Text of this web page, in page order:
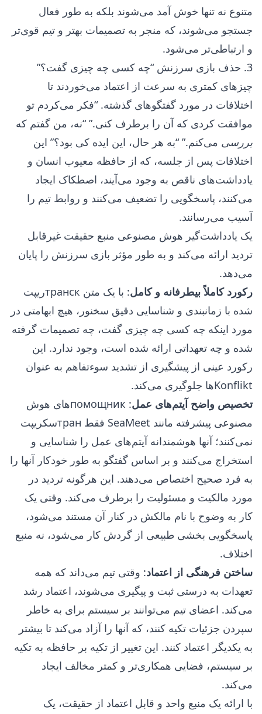
متنوع نه تنها خوش آمد می‌شوند بلکه به طور فعال
جستجو می‌شوند، که منجر به تصمیمات بهتر و تیم قوی‌تر
و ارتباطی‌تر می‌شود.
3. حذف بازی سرزنش “چه کسی چه چیزی گفت؟”
چیزهای کمتری به سرعت از اعتماد می‌خوردند تا
اختلافات در مورد گفتگوهای گذشته. “فکر می‌کردم تو
موافقت کردی که آن را برطرف کنی.” “نه، من گفتم که
بررسی می‌کنم.” “به هر حال، این ایده کی بود؟” این
اختلافات پس از جلسه، که از حافظه معیوب انسان و
یادداشت‌های ناقص به وجود می‌آیند، اصطکاک ایجاد
می‌کنند، پاسخگویی را تضعیف می‌کنند و روابط تیم را
آسیب می‌رسانند.
یک یادداشت‌گیر هوش مصنوعی منبع حقیقت غیرقابل
تردید ارائه می‌کند و به طور مؤثر بازی سرزنش را پایان
می‌دهد.
رکورد کاملاً بیطرفانه و کامل
: با یک متن транскریپت
شده با زمانبندی و شناسایی دقیق سخنور، هیچ ابهامتی در
مورد اینکه چه کسی چه چیزی گفت، چه تصمیمات گرفته
شده و چه تعهداتی ارائه شده است، وجود ندارد. این
رکورد عینی از پیشگیری از تشدید سوءتفاهم به عنوان
Konflikt‌ها جلوگیری می‌کند.
تخصیص واضح آیتم‌های عمل
: помощник‌های هوش
مصنوعی پیشرفته مانند SeaMeet فقط транسکریپت
نمی‌کنند؛ آنها هوشمندانه آیتم‌های عمل را شناسایی و
استخراج می‌کنند و بر اساس گفتگو به طور خودکار آنها را
به فرد صحیح اختصاص می‌دهند. این هرگونه تردید در
مورد مالکیت و مسئولیت را برطرف می‌کند. وقتی یک
کار به وضوح با نام مالکش در کنار آن مستند می‌شود،
پاسخگویی بخشی طبیعی از گردش کار می‌شود، نه منبع
اختلاف.
ساختن فرهنگی از اعتماد: وقتی تیم می‌داند که همه
تعهدات به درستی ثبت و پیگیری می‌شوند، اعتماد رشد
می‌کند. اعضای تیم می‌توانند بر سیستم برای به خاطر
سپردن جزئیات تکیه کنند، که آنها را آزاد می‌کند تا بیشتر
به یکدیگر اعتماد کنند. این تغییر از تکیه بر حافظه به تکیه
بر سیستم، فضایی همکاری‌تر و کمتر مخالف ایجاد
می‌کند.
با ارائه یک منبع واحد و قابل اعتماد از حقیقت، یک